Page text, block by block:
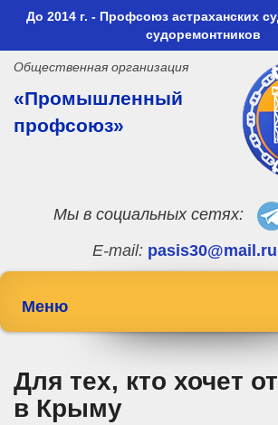
До 2014 г. - Профсоюз астраханских
судоремонтников
Общественная организация
«Промышленный
профсоюз»
Мы в социальных сетях:
E-mail: pasis30@mail.ru
Меню
Для тех, кто хочет
в Крыму